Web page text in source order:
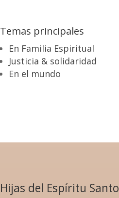
Temas principales
En Familia Espiritual
Justicia & solidaridad
En el mundo
Hijas del Espíritu Santo